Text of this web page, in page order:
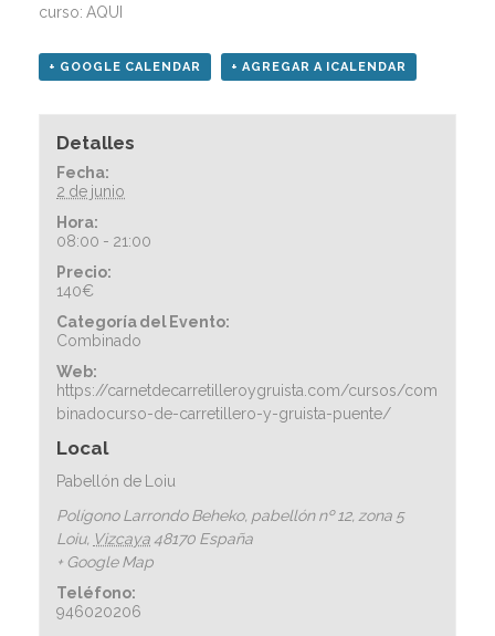
curso: AQUI
+ GOOGLE CALENDAR + AGREGAR A ICALENDAR
Detalles
Fecha:
2 de junio
Hora:
08:00 - 21:00
Precio:
140€
Categoría del Evento:
Combinado
Web:
https://carnetdecarretilleroygruista.com/cursos/com
binadocurso-de-carretillero-y-gruista-puente/
Local
Pabellón de Loiu
Polígono Larrondo Beheko, pabellón nº 12, zona 5
Loiu, Vizcaya 48170 España
+ Google Map
Teléfono:
946020206